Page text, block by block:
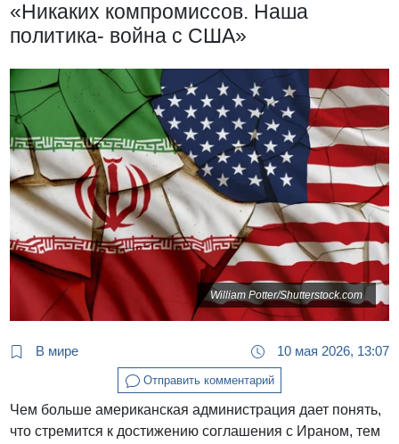
«Никаких компромиссов. Наша
политика- война с США»
William Potter/Shutterstock.com
В мире 10 мая 2026, 13:07
Отправить комментарий
Чем больше американская администрация дает понять,
что стремится к достижению соглашения с Ираном, тем